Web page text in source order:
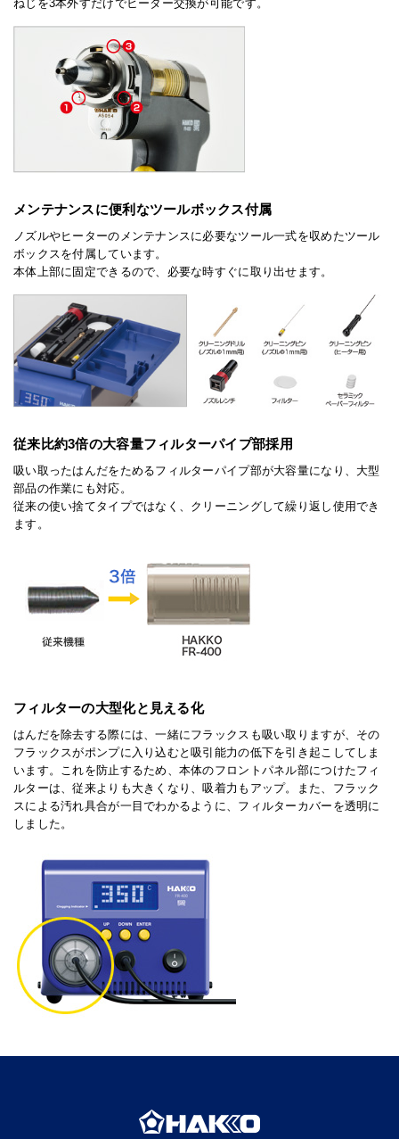
ねじを3本外すだけでヒーター交換が可能です。
メンテナンスに便利なツールボックス付属
ノズルやヒーターのメンテナンスに必要なツール一式を収めたツール
ボックスを付属しています。
本体上部に固定できるので、必要な時すぐに取り出せます。
従来比約3倍の大容量フィルターパイプ部採用
吸い取ったはんだをためるフィルターパイプ部が大容量になり、大型
部品の作業にも対応。
従来の使い捨てタイプではなく、クリーニングして繰り返し使用でき
ます。
フィルターの大型化と見える化
はんだを除去する際には、一緒にフラックスも吸い取りますが、その
フラックスがポンプに入り込むと吸引能力の低下を引き起こしてしま
います。これを防止するため、本体のフロントパネル部につけたフィ
ルターは、従来よりも大きくなり、吸着力もアップ。また、フラック
スによる汚れ具合が一目でわかるように、フィルターカバーを透明に
しました。